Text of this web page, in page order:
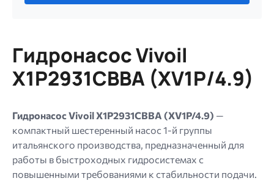
МБ.
Допустимые
типы:
jpg
jpeg
png.
Гидронасос Vivoil
X1P2931CBBA (XV1P/4.9)
Гидронасос Vivoil X1P2931CBBA (XV1P/4.9) —
компактный шестеренный насос 1-й группы
итальянского производства, предназначенный для
работы в быстроходных гидросистемах с
повышенными требованиями к стабильности подачи.